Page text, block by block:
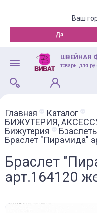
Ваш
Да
ШВЕЙНАЯ
товары для
Главная
Каталог
БИЖУТЕРИЯ,
Бижутерия
Браслет "Пирамида"
Браслет
арт.164120